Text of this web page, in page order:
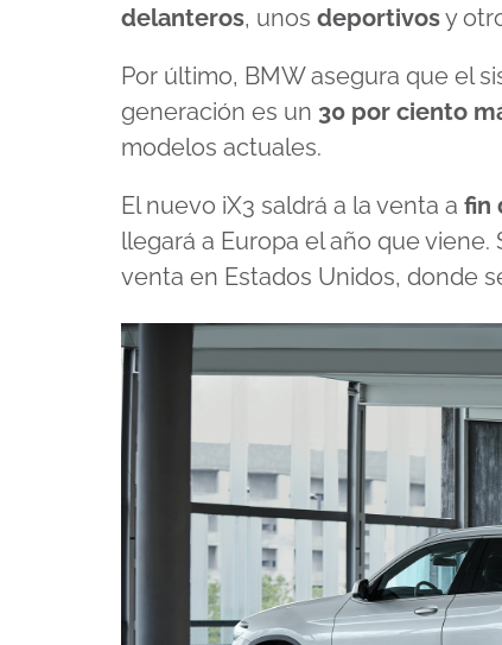
delanteros, unos deportivosy
Por último, BMW asegura que el
generación es un 30 por ciento
modelos actuales.
El nuevo iX3 saldrá a la venta a fin
llegará a Europa el año que
venta en Estados Unidos, donde